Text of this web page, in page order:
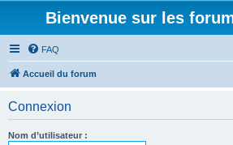
Bienvenue sur les
FAQ
Accueil du forum
Connexion
Nom d’utilisateur :